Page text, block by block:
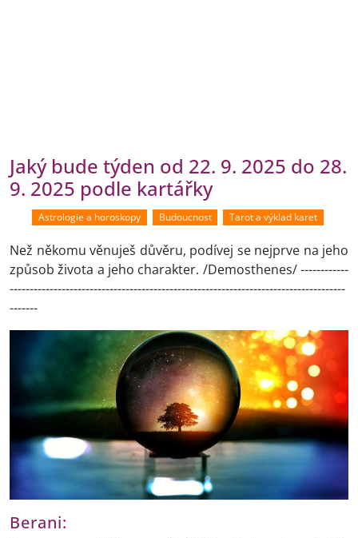
Jaký bude týden od 22. 9. 2025 do 28.
9. 2025 podle kartářky
Astrologie a horoskopy Budoucnost Tarot a výklad karet
Než někomu věnuješ důvěru, podívej se nejprve na jeho
způsob života a jeho charakter. /Demosthenes/ ------------
------------------------------------------------------------------------------------
-------
Berani: